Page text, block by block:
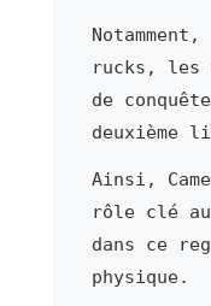
rucks, les
de
deuxième
Ainsi,
rôle clé
dans ce
physique.